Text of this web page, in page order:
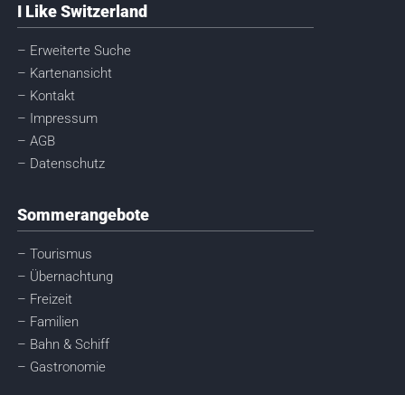
I Like Switzerland
– Erweiterte Suche
– Kartenansicht
– Kontakt
– Impressum
– AGB
– Datenschutz
Sommerangebote
– Tourismus
– Übernachtung
– Freizeit
– Familien
– Bahn & Schiff
– Gastronomie